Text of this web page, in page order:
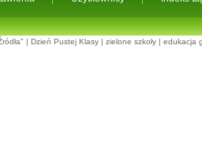
| Dzień Pustej Klasy | zielone szkoły | edukacja